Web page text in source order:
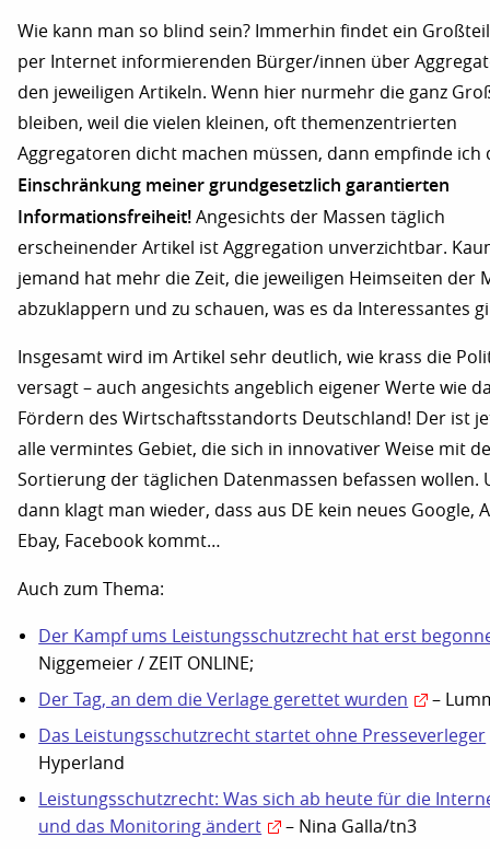
Wie kann man so blind sein? Immerhin findet ein
per Internet informierenden Bürger/innen über
den jeweiligen Artikeln. Wenn hier nurmehr die ganz
bleiben, weil die vielen kleinen, oft themenzentrierten
Aggregatoren dicht machen müssen, dann empfinde ich
Einschränkung meiner grundgesetzlich garantierten
Informationsfreiheit! Angesichts der Massen täglich
erscheinender Artikel ist Aggregation unverzichtbar.
jemand hat mehr die Zeit, die jeweiligen Heimseiten der
abzuklappern und zu schauen, was es da Interessantes
Insgesamt wird im Artikel sehr deutlich, wie krass die
versagt – auch angesichts angeblich eigener Werte wie
Fördern des Wirtschaftsstandorts Deutschland! Der ist
alle vermintes Gebiet, die sich in innovativer Weise mit
Sortierung der täglichen Datenmassen befassen wollen.
dann klagt man wieder, dass aus DE kein neues Google,
Ebay, Facebook kommt…
Auch zum Thema:
Der Kampf ums Leistungsschutzrecht hat erst
Niggemeier / ZEIT ONLINE;
Der Tag, an dem die Verlage gerettet wurden
–
Das Leistungsschutzrecht startet ohne Presseverleger
Hyperland
Leistungsschutzrecht: Was sich ab heute für die
und das Monitoring ändert
– Nina Galla/tn3